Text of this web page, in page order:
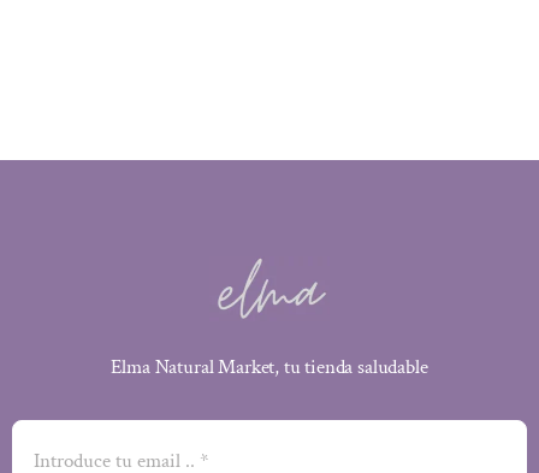
Elma Natural Market, tu tienda saludable